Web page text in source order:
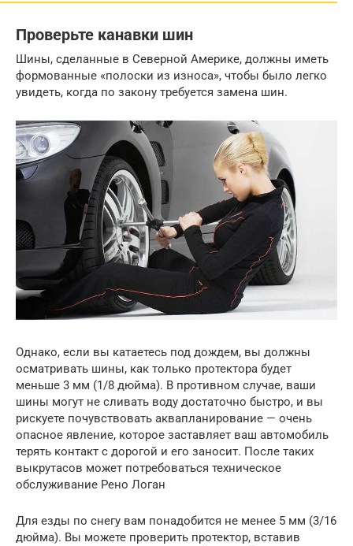
Проверьте канавки шин
Шины, сделанные в Северной Америке, должны иметь
формованные «полоски из износа», чтобы было легко
увидеть, когда по закону требуется замена шин.
Однако, если вы катаетесь под дождем, вы должны
осматривать шины, как только протектора будет
меньше 3 мм (1/8 дюйма). В противном случае, ваши
шины могут не сливать воду достаточно быстро, и вы
рискуете почувствовать аквапланирование — очень
опасное явление, которое заставляет ваш автомобиль
терять контакт с дорогой и его заносит. После таких
выкрутасов может потребоваться техническое
обслуживание Рено Логан
Для езды по снегу вам понадобится не менее 5 мм (3/16
дюйма). Вы можете проверить протектор, вставив